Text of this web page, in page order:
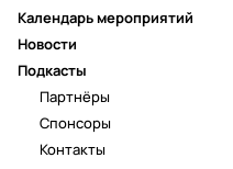
Календарь мероприятий
Новости
Подкасты
Партнёры
Спонсоры
Контакты